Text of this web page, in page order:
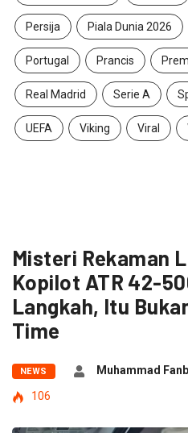
Persija Piala Dunia 2026
Portugal Prancis
Real Madrid Serie A
UEFA Viking Viral
Misteri Rekaman
Kopilot ATR 42-
Langkah, Itu
Time
NEWS Muhammad
106